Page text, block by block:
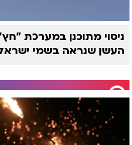
ניסוי מתוכנן במערכת
העשן שנראה בשמי